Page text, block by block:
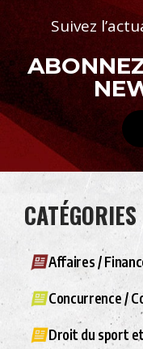
Suivez
CATÉGORIES
Affaires /
Concurrence /
Droit du sport